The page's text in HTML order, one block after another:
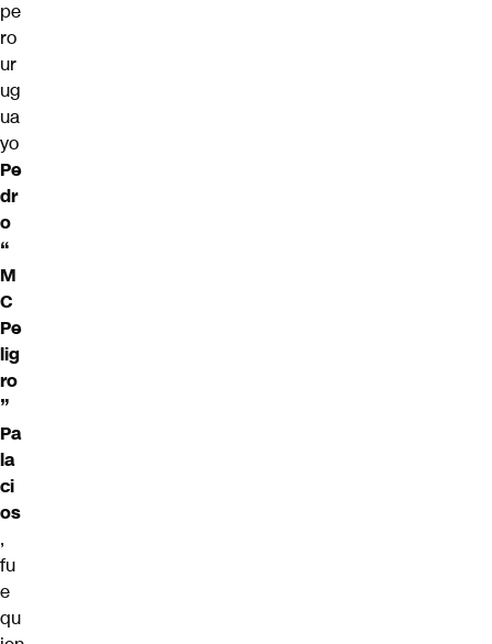
pe
ro
ur
ug
ua
yo
Pe
dr
o
“
M
C
Pe
lig
ro
”
Pa
la
ci
os
,
fu
e
qu